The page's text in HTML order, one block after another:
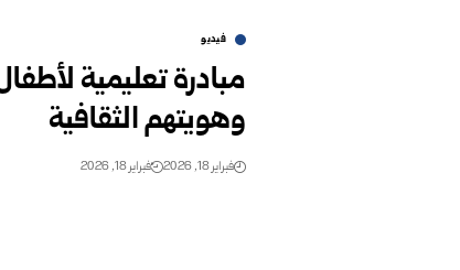
فيديو
مبادرة تعليمية
وهويتهم الثقافية
فبراير 18, 2026 فبراير 18, 2026